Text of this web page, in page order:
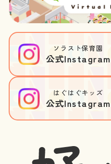
ソラスト保育園
公式Instagram
はぐはぐキッズ
公式Instagram